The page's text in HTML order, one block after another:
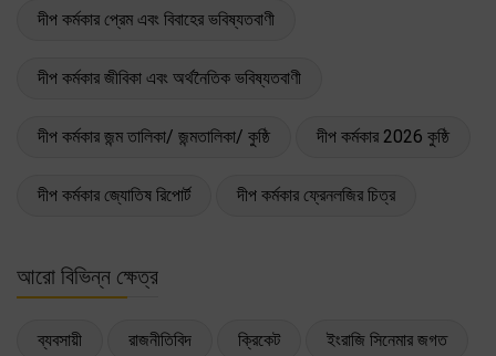
দীপ কর্মকার প্রেম এবং বিবাহের ভবিষ্যতবাণী
দীপ কর্মকার জীবিকা এবং অর্থনৈতিক ভবিষ্যতবাণী
দীপ কর্মকার জন্ম তালিকা/ জন্মতালিকা/ কুষ্ঠি দীপ কর্মকার 2026 কুষ্ঠি
দীপ কর্মকার জ্যোতিষ রিপোর্ট দীপ কর্মকার ফ্রেনলজির চিত্র
আরো বিভিন্ন ক্ষেত্র
ব্যবসায়ী রাজনীতিবিদ ক্রিকেট ইংরাজি সিনেমার জগত